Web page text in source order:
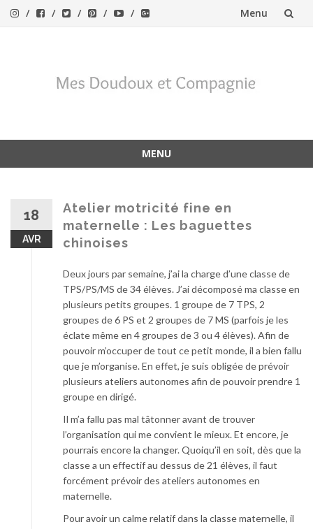
Menu
MENU
18
AVR
Atelier motricité fine en
maternelle : Les baguettes
chinoises
Deux jours par semaine, j’ai la charge d’une classe de
TPS/PS/MS de 34 élèves. J’ai décomposé ma classe en
plusieurs petits groupes. 1 groupe de 7 TPS, 2
groupes de 6 PS et 2 groupes de 7 MS (parfois je les
éclate même en 4 groupes de 3 ou 4 élèves). Afin de
pouvoir m’occuper de tout ce petit monde, il a bien fallu
que je m’organise. En effet, je suis obligée de prévoir
plusieurs ateliers autonomes afin de pouvoir prendre 1
groupe en dirigé.
Il m’a fallu pas mal tâtonner avant de trouver
l’organisation qui me convient le mieux. Et encore, je
pourrais encore la changer. Quoiqu’il en soit, dès que la
classe a un effectif au dessus de 21 élèves, il faut
forcément prévoir des ateliers autonomes en
maternelle.
Pour avoir un calme relatif dans la classe maternelle, il